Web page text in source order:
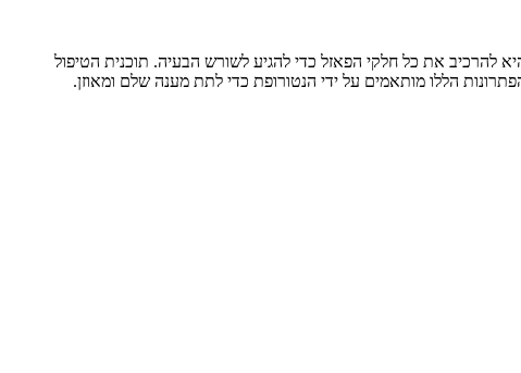
להרכיב את כל חלקי הפאזל כדי להגיע לשורש הבעיה. תוכנית הטיפול
הללו מותאמים על ידי הנטורופת כדי לתת מענה שלם ומאוזן.